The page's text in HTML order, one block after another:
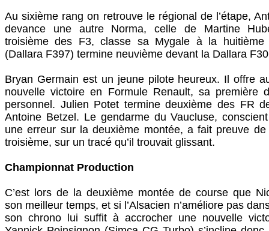
Au sixième rang on retrouve le régional de l’étape,
devance une autre Norma, celle de Martine
troisième des F3, classe sa Mygale à la huitième
(Dallara F397) termine neuvième devant la Dallara
Bryan Germain est un jeune pilote heureux. Il offre
nouvelle victoire en Formule Renault, sa première
personnel. Julien Potet termine deuxième des FR
Antoine Betzel. Le gendarme du Vaucluse,
une erreur sur la deuxième montée, a fait preuve
troisième, sur un tracé qu’il trouvait glissant.
Championnat Production
C’est lors de la deuxième montée de course que
son meilleur temps, et si l’Alsacien n’améliore pas
son chrono lui suffit à accrocher une nouvelle